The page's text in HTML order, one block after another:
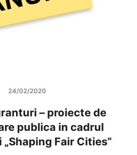
24/02/2020
– proiecte de
publica in cadrul
Fair Cities”